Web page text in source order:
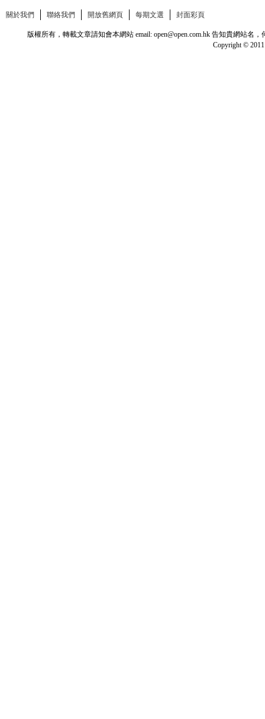
關於我們 聯絡我們 開放舊網頁 每期文選 封面彩頁
版權所有，轉載文章請知會本網站 email: open@open.com.hk 告知貴網站
Copyright © 2011